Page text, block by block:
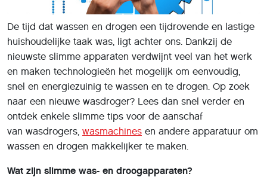
De tijd dat wassen en drogen een tijdrovende en lastige
huishoudelijke taak was, ligt achter ons. Dankzij de
nieuwste slimme apparaten verdwijnt veel van het werk
en maken technologieën het mogelijk om eenvoudig,
snel en energiezuinig te wassen en te drogen. Op zoek
naar een nieuwe wasdroger? Lees dan snel verder en
ontdek enkele slimme tips voor de aanschaf
van wasdrogers, wasmachines en andere apparatuur om
wassen en drogen makkelijker te maken.
Wat zijn slimme was- en droogapparaten?